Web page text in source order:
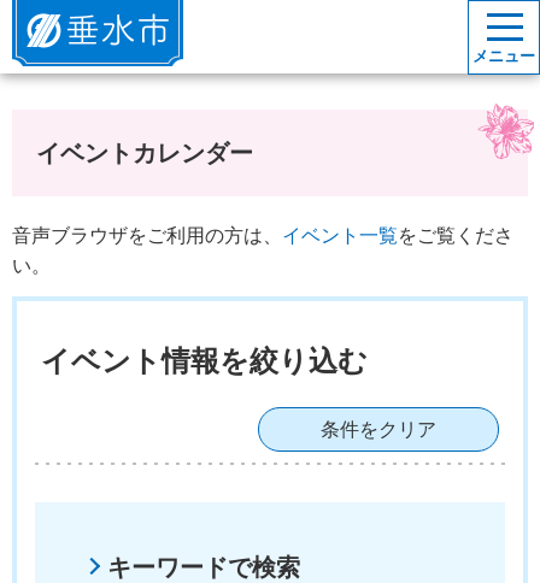
垂水市
メニュー
イベントカレンダー
音声ブラウザをご利用の方は、 イベント一覧をご覧くださ
い。
イベント情報を絞り込む
条件をクリア
キーワードで検索